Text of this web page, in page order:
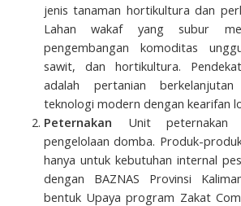
jenis tanaman hortikultura dan
Lahan wakaf yang subur
pengembangan komoditas
sawit, dan hortikultura.
adalah pertanian
teknologi modern dengan kearifan
Peternakan Unit peternakan
pengelolaan domba. Produk-
hanya untuk kebutuhan internal
dengan BAZNAS Provinsi
bentuk Upaya program Zakat